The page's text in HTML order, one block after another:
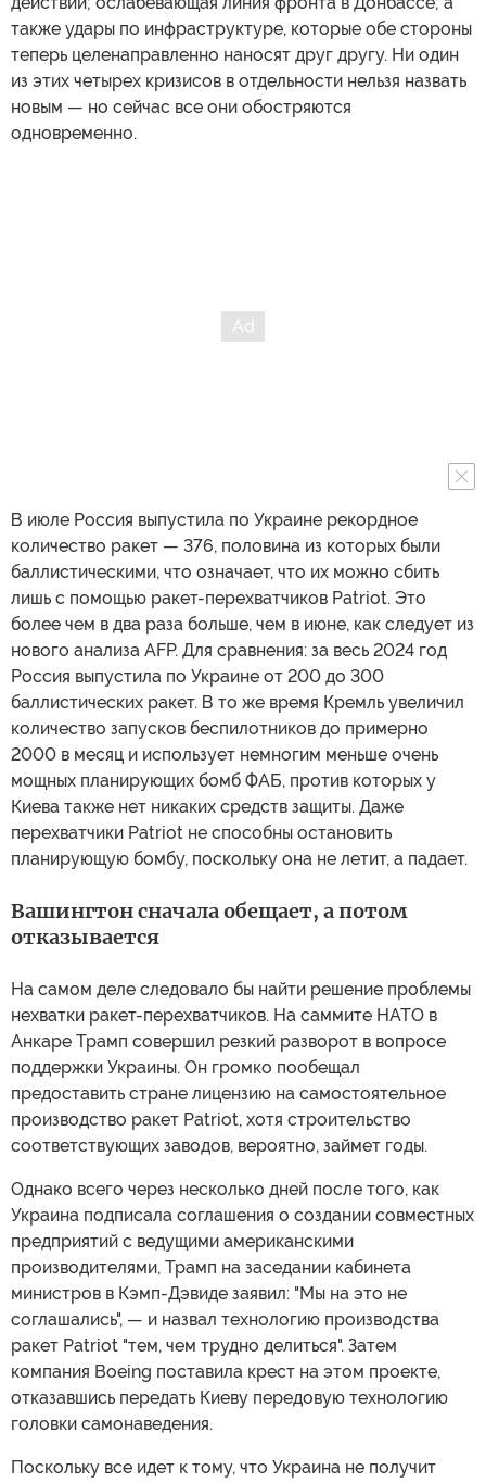
также удары по инфраструктуре, которые обе стороны
теперь целенаправленно наносят друг другу. Ни один
из этих четырех кризисов в отдельности нельзя назвать
новым — но сейчас все они обостряются
одновременно.
В июле Россия выпустила по Украине рекордное
количество ракет — 376, половина из которых были
баллистическими, что означает, что их можно сбить
лишь с помощью ракет-перехватчиков Patriot. Это
более чем в два раза больше, чем в июне, как следует из
нового анализа AFP. Для сравнения: за весь 2024 год
Россия выпустила по Украине от 200 до 300
баллистических ракет. В то же время Кремль увеличил
количество запусков беспилотников до примерно
2000 в месяц и использует немногим меньше очень
мощных планирующих бомб ФАБ, против которых у
Киева также нет никаких средств защиты. Даже
перехватчики Patriot не способны остановить
планирующую бомбу, поскольку она не летит, а падает.
Вашингтон сначала обещает, а потом
отказывается
На самом деле следовало бы найти решение проблемы
нехватки ракет-перехватчиков. На саммите НАТО в
Анкаре Трамп совершил резкий разворот в вопросе
поддержки Украины. Он громко пообещал
предоставить стране лицензию на самостоятельное
производство ракет Patriot, хотя строительство
соответствующих заводов, вероятно, займет годы.
Однако всего через несколько дней после того, как
Украина подписала соглашения о создании совместных
предприятий с ведущими американскими
производителями, Трамп на заседании кабинета
министров в Кэмп-Дэвиде заявил: "Мы на это не
соглашались", — и назвал технологию производства
ракет Patriot "тем, чем трудно делиться". Затем
компания Boeing поставила крест на этом проекте,
отказавшись передать Киеву передовую технологию
головки самонаведения.
Поскольку все идет к тому, что Украина не получит